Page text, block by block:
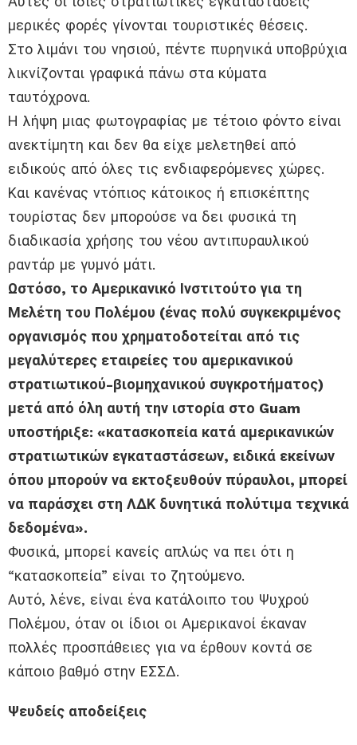
μερικές φορές γίνονται τουριστικές θέσεις.
Στο λιμάνι του νησιού, πέντε πυρηνικά υποβρύχια
λικνίζονται γραφικά πάνω στα κύματα
ταυτόχρονα.
Η λήψη μιας φωτογραφίας με τέτοιο φόντο είναι
ανεκτίμητη και δεν θα είχε μελετηθεί από
ειδικούς από όλες τις ενδιαφερόμενες χώρες.
Και κανένας ντόπιος κάτοικος ή επισκέπτης
τουρίστας δεν μπορούσε να δει φυσικά τη
διαδικασία χρήσης του νέου αντιπυραυλικού
ραντάρ με γυμνό μάτι.
Ωστόσο, το Αμερικανικό Ινστιτούτο για τη
Μελέτη του Πολέμου (ένας πολύ συγκεκριμένος
οργανισμός που χρηματοδοτείται από τις
μεγαλύτερες εταιρείες του αμερικανικού
στρατιωτικού-βιομηχανικού συγκροτήματος)
μετά από όλη αυτή την ιστορία στο Guam
υποστήριξε: «κατασκοπεία κατά αμερικανικών
στρατιωτικών εγκαταστάσεων, ειδικά εκείνων
όπου μπορούν να εκτοξευθούν πύραυλοι, μπορεί
να παράσχει στη ΛΔΚ δυνητικά πολύτιμα τεχνικά
δεδομένα».
Φυσικά, μπορεί κανείς απλώς να πει ότι η
“κατασκοπεία” είναι το ζητούμενο.
Αυτό, λένε, είναι ένα κατάλοιπο του Ψυχρού
Πολέμου, όταν οι ίδιοι οι Αμερικανοί έκαναν
πολλές προσπάθειες για να έρθουν κοντά σε
κάποιο βαθμό στην ΕΣΣΔ.
Ψευδείς αποδείξεις